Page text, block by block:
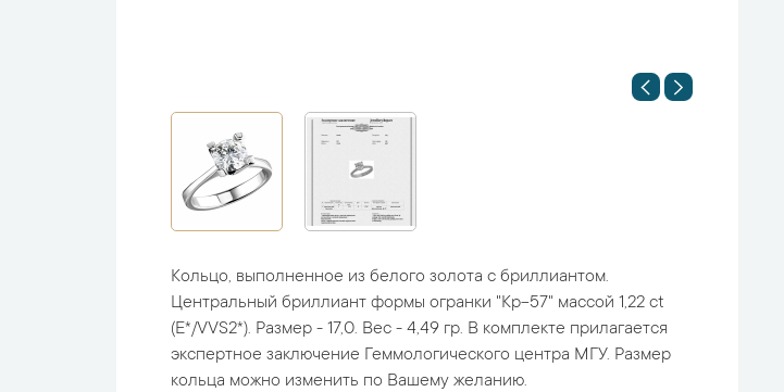
Кольцо, выполненное из белого золота с бриллиантом.
Центральный бриллиант формы огранки "Кр-57" массой 1,22 ct
(E*/VVS2*). Размер - 17,0. Вес - 4,49 гр. В комплекте прилагается
экспертное заключение Геммологического центра МГУ. Размер
кольца можно изменить по Вашему желанию.